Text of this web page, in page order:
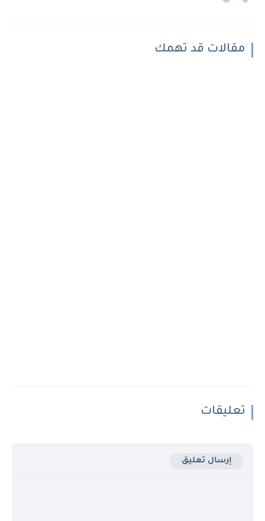
مقالات قد تهمك
تعليقات
إرسال تعليق